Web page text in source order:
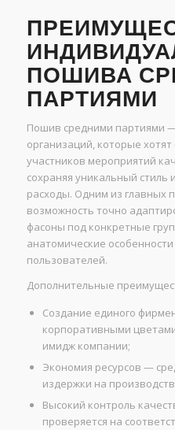
ПОШИВА
ПАРТИЯМИ
Пошив средними партиями
организаций, которые
участников мероприятий
сохраняя уникальный стиль
расходы. Одним из главных
возможность точно
фасоны под конкретные
анатомические
пользователей.
Дополнительные
Создание единого
корпоративными
имидж компании;
Экономия ресурсов —
издержки на
Высокий контроль
проверяется на